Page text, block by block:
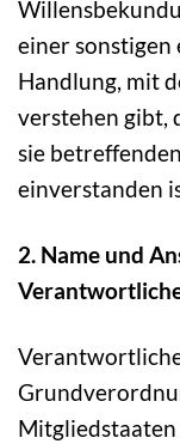
einer
Handlung, mit
verstehen gibt,
sie
einverstanden
2. Name und